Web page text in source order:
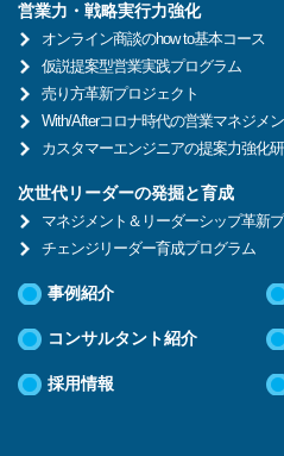
営業力・戦略実行力強化
オンライン商談のhow to基本コース
仮説提案型営業実践プログラム
売り方革新プロジェクト
With/Afterコロナ時代の営業マネジメ
カスタマーエンジニアの提案力強化
次世代リーダーの発掘と育成
マネジメント＆リーダーシップ革新
チェンジリーダー育成プログラム
事例紹介
コンサルタント紹介
採用情報